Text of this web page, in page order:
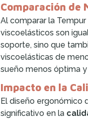
Comparación de
Al comparar la
viscoelásticos son
soporte, sino que
viscoelásticas de
sueño menos óptima
Impacto en la
El diseño ergonómico
significativo en la